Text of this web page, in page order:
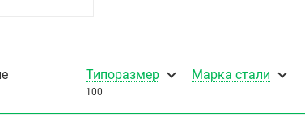
Типоразмер
100
Марка стали